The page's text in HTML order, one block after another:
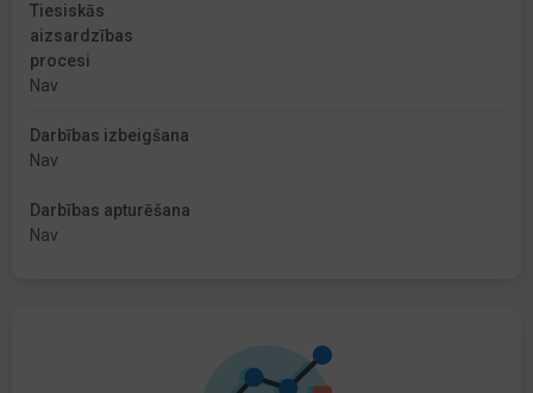
Tiesiskās
aizsardzības
procesi
Nav
Darbības izbeigšana
Nav
Darbības apturēšana
Nav